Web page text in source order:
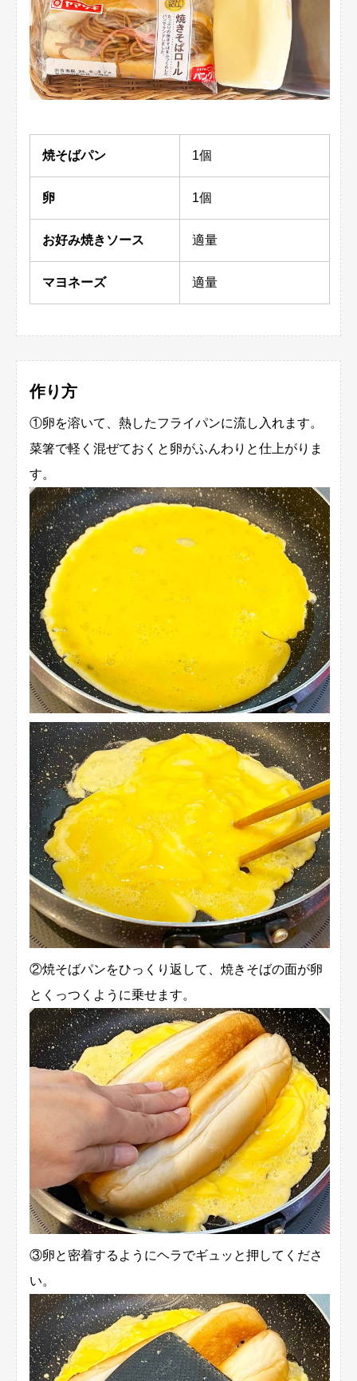
焼そばパン 1個
卵 1個
お好み焼きソース 適量
マヨネーズ 適量
作り方
①卵を溶いて、熱したフライパンに流し入れます。
菜箸で軽く混ぜておくと卵がふんわりと仕上がりま
す。
②焼そばパンをひっくり返して、焼きそばの面が卵
とくっつくように乗せます。
③卵と密着するようにヘラでギュッと押してくださ
い。